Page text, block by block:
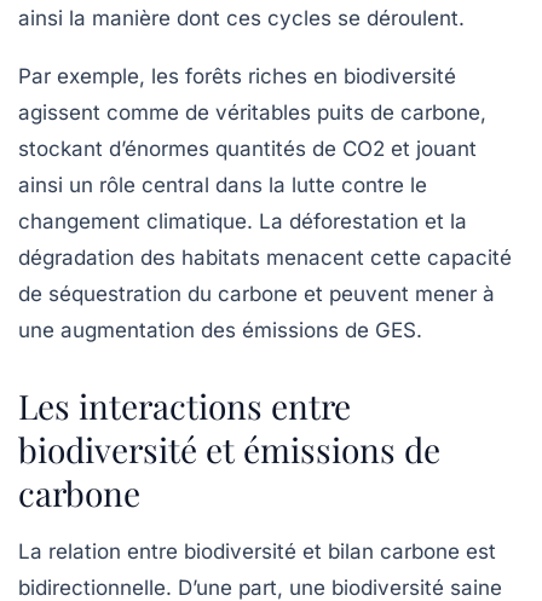
ainsi la manière dont ces cycles se déroulent.
Par exemple, les forêts riches en biodiversité
agissent comme de véritables puits de carbone,
stockant d’énormes quantités de CO2 et jouant
ainsi un rôle central dans la lutte contre le
changement climatique. La déforestation et la
dégradation des habitats menacent cette capacité
de séquestration du carbone et peuvent mener à
une augmentation des émissions de GES.
Les interactions entre
biodiversité et émissions de
carbone
La relation entre biodiversité et bilan carbone est
bidirectionnelle. D’une part, une biodiversité saine